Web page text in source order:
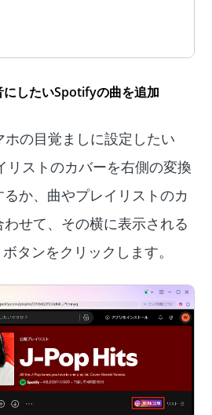
にしたいSpotifyの曲を追加
の目覚ましに設定したい
リストのカバーを右側の変換
か、曲やプレイリストのカ
せて、その横に表示される
ボタンをクリックします。